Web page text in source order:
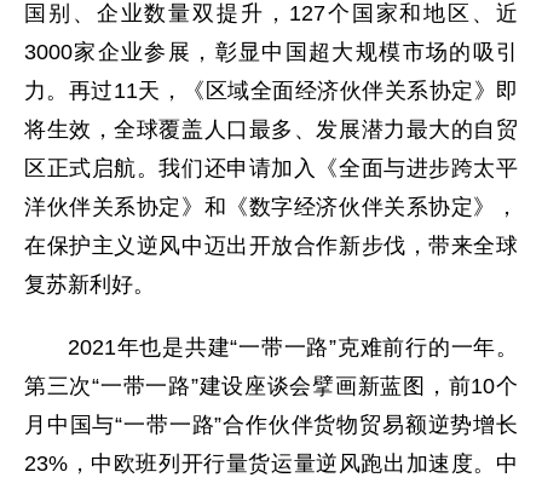
国别、企业数量双提升，127个国家和地区、近
3000家企业参展，彰显中国超大规模市场的吸引
力。再过11天，《区域全面经济伙伴关系协定》即
将生效，全球覆盖人口最多、发展潜力最大的自贸
区正式启航。我们还申请加入《全面与进步跨太平
洋伙伴关系协定》和《数字经济伙伴关系协定》，
在保护主义逆风中迈出开放合作新步伐，带来全球
复苏新利好。
2021年也是共建“一带一路”克难前行的一年。
第三次“一带一路”建设座谈会擘画新蓝图，前10个
月中国与“一带一路”合作伙伴货物贸易额逆势增长
23%，中欧班列开行量货运量逆风跑出加速度。中